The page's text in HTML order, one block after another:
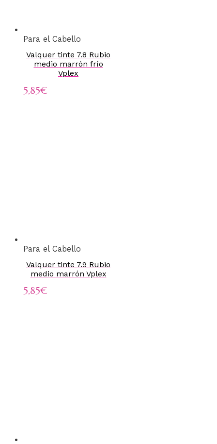
Para el Cabello
Valquer tinte 7.8 Rubio
medio marrón frío
Vplex
5,85€
Para el Cabello
Valquer tinte 7.9 Rubio
medio marrón Vplex
5,85€